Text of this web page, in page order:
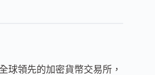
球領先的加密貨幣交易所，